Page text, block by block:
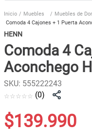
Muebles Muebles de
Comoda 4 Cajones + 1 Puerta
HENN
Comoda 4
Aconchego
SKU: 555222243
☆ ☆ ☆ ☆ ☆ (0)
$139.990